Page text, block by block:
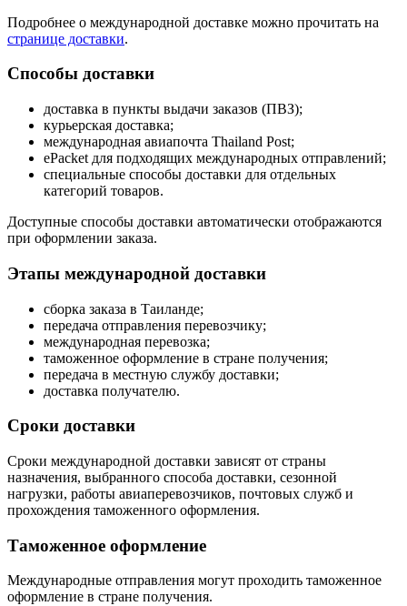
Подробнее о международной доставке можно прочитать на
странице доставки.
Способы доставки
доставка в пункты выдачи заказов (ПВЗ);
курьерская доставка;
международная авиапочта Thailand Post;
ePacket для подходящих международных отправлений;
специальные способы доставки для отдельных
категорий товаров.
Доступные способы доставки автоматически отображаются
при оформлении заказа.
Этапы международной доставки
сборка заказа в Таиланде;
передача отправления перевозчику;
международная перевозка;
таможенное оформление в стране получения;
передача в местную службу доставки;
доставка получателю.
Сроки доставки
Сроки международной доставки зависят от страны
назначения, выбранного способа доставки, сезонной
нагрузки, работы авиаперевозчиков, почтовых служб и
прохождения таможенного оформления.
Таможенное оформление
Международные отправления могут проходить таможенное
оформление в стране получения.